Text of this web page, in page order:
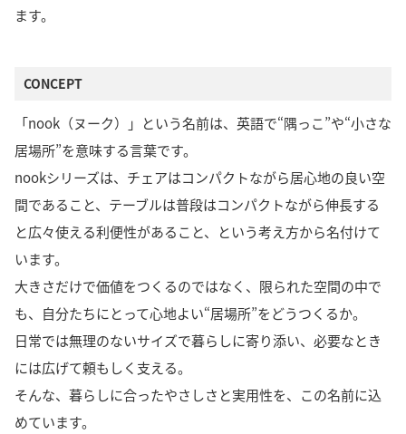
ます。
CONCEPT
「nook（ヌーク）」という名前は、英語で“隅っこ”や“小さな
居場所”を意味する言葉です。
nookシリーズは、チェアはコンパクトながら居心地の良い空
間であること、テーブルは普段はコンパクトながら伸長する
と広々使える利便性があること、という考え方から名付けて
います。
大きさだけで価値をつくるのではなく、限られた空間の中で
も、自分たちにとって心地よい“居場所”をどうつくるか。
日常では無理のないサイズで暮らしに寄り添い、必要なとき
には広げて頼もしく支える。
そんな、暮らしに合ったやさしさと実用性を、この名前に込
めています。